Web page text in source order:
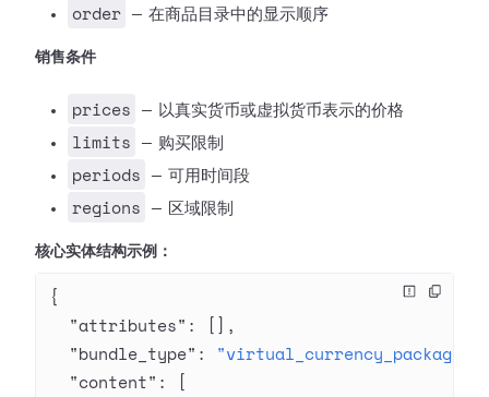
order — 在商品目录中的显示顺序
销售条件
prices — 以真实货币或虚拟货币表示的价格
limits — 购买限制
periods — 可用时间段
regions — 区域限制
核心实体结构示例：
{
  "attributes"
: [],
  "bundle_type"
: "virtual_currency_package"
  "content"
: [